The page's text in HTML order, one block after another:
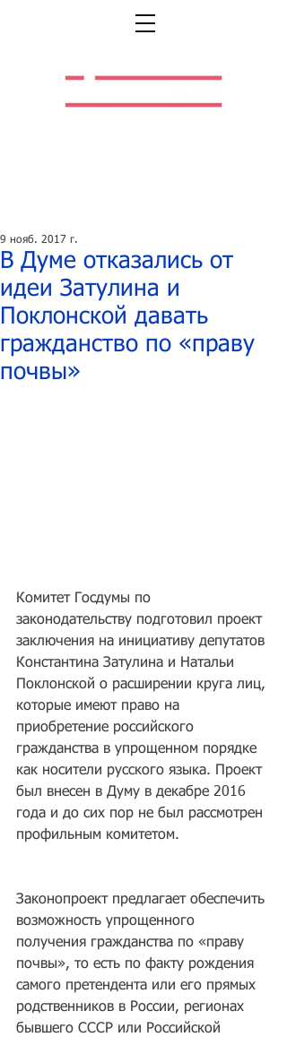
В Думе отказались от
идеи Затулина и
Поклонской давать
гражданство по «праву
почвы»
9 нояб. 2017 г.
Комитет Госдумы по
законодательству подготовил проект
заключения на инициативу депутатов
Константина Затулина и Натальи
Поклонской о расширении круга лиц,
которые имеют право на
приобретение российского
гражданства в упрощенном порядке
как носители русского языка. Проект
был внесен в Думу в декабре 2016
года и до сих пор не был рассмотрен
профильным комитетом.
Законопроект предлагает обеспечить
возможность упрощенного
получения гражданства по «праву
почвы», то есть по факту рождения
самого претендента или его прямых
родственников в России, регионах
бывшего СССР или Российской